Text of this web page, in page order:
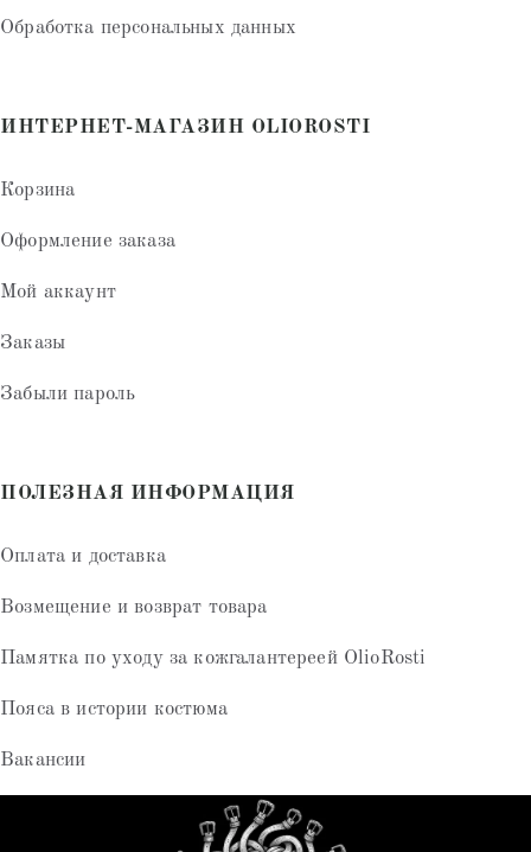
Обработка персональных данных
ИНТЕРНЕТ-МАГАЗИН OLIOROSTI
Корзина
Оформление заказа
Мой аккаунт
Заказы
Забыли пароль
ПОЛЕЗНАЯ ИНФОРМАЦИЯ
Оплата и доставка
Возмещение и возврат товара
Памятка по уходу за кожгалантереей OlioRosti
Пояса в истории костюма
Вакансии